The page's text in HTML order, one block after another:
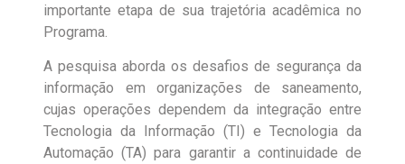
importante etapa de sua trajetória acadêmica no
Programa.
A pesquisa aborda os desafios de segurança da
informação em organizações de saneamento,
cujas operações dependem da integração entre
Tecnologia da Informação (TI) e Tecnologia da
Automação (TA) para garantir a continuidade de